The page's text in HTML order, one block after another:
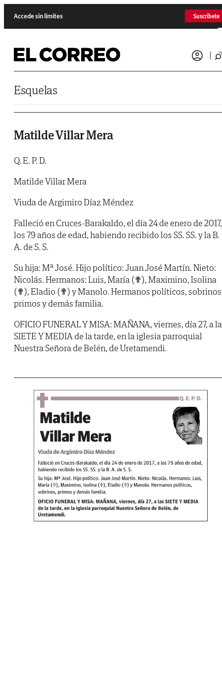
Accede sin límites Suscríbete
Esquelas
Matilde Villar Mera
Q. E. P. D.
Matilde Villar Mera
Viuda de Argimiro Díaz Méndez
Falleció en Cruces-Barakaldo, el día 24 de enero de
los 79 años de edad, habiendo recibido los SS. SS. y la B.
A. de S. S.
Su hija: Mª José. Hijo político: Juan José Martín. Nieto:
Nicolás. Hermanos: Luis, María (✟), Maximino, Isolina
(✟), Eladio (✟) y Manolo. Hermanos políticos,
primos y demás familia.
OFICIO FUNERAL Y MISA: MAÑANA, viernes, día 27, a
SIETE Y MEDIA de la tarde, en la iglesia parroquial
Nuestra Señora de Belén, de Uretamendi.